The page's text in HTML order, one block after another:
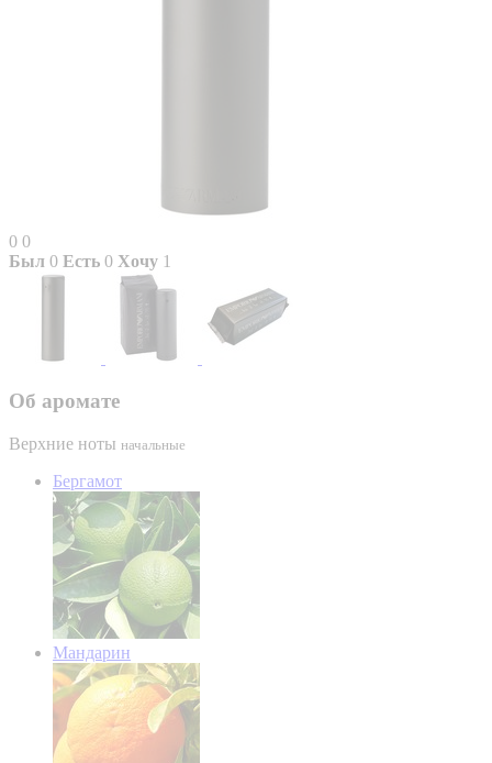
0 0
Был 0 Есть 0 Хочу 1
Об аромате
Верхние ноты начальные
Бергамот
Мандарин